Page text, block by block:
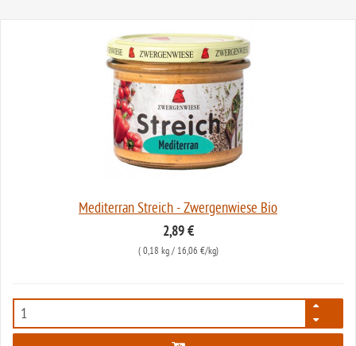
Mediterran Streich - Zwergenwiese Bio
2,89 €
( 0,18 kg/ 16,06 €/kg)
1719